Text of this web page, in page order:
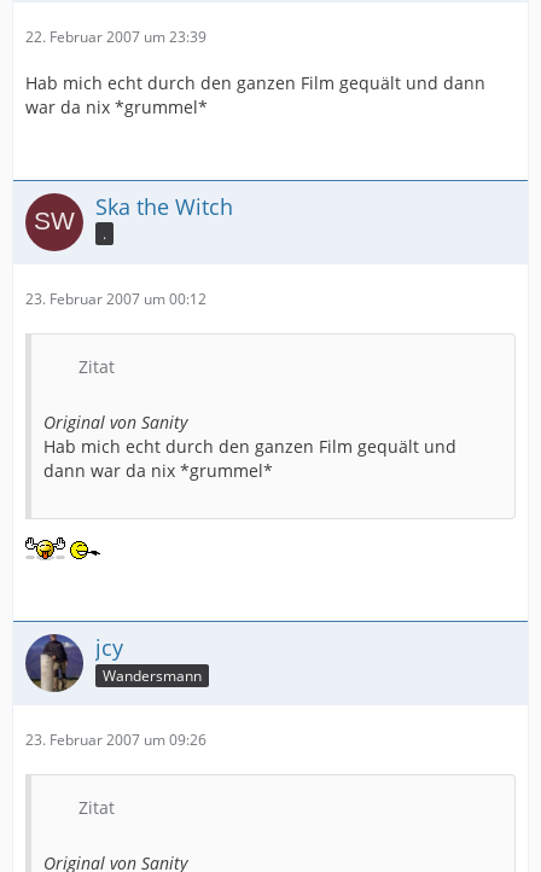
22. Februar 2007 um 23:39
Hab mich echt durch den ganzen Film gequält und dann
war da nix *grummel*
Ska the Witch
.
23. Februar 2007 um 00:12
Zitat
Original von Sanity
Hab mich echt durch den ganzen Film gequält und
dann war da nix *grummel*
jcy
Wandersmann
23. Februar 2007 um 09:26
Zitat
Original von Sanity